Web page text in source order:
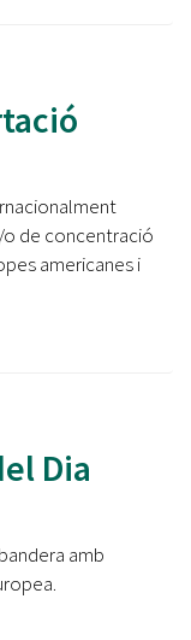
de concentració
americanes i
Dia
amb